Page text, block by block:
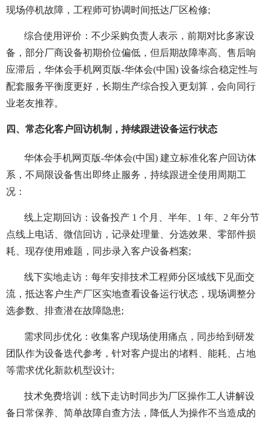
现场停机故障，工程师可协调时间抵达厂区检修;
综合使用评价：不少采购负责人表示，前期对比多家设
备，部分厂商设备初期价位偏低，但后期故障率高、售后响
应滞后，华体会手机网页版-华体会(中国) 设备综合稳定性与
配套服务平衡度更好，长期生产综合投入更划算，会向同行
业老友推荐。
四、常态化客户回访机制，持续跟进设备运行状态
华体会手机网页版-华体会(中国) 建立标准化客户回访体
系，不局限设备售出即终止服务，持续跟进全使用周期工
况：
线上定期回访：设备投产 1 个月、半年、1 年、2 年分节
点线上电话、微信回访，记录处理量、分选效果、零部件损
耗、现存使用难题，同步录入客户设备档案;
线下实地走访：每年安排技术工程师分区域线下见面交
流，抵达客户生产厂区实地查看设备运行状态，现场调整分
选参数、排查潜在故障隐患;
需求同步优化：收集客户现场使用痛点，同步给到研发
团队作为设备迭代参考，针对客户提出的堵料、能耗、占地
等需求优化新款机型设计;
技术免费培训：线下走访时同步为厂区操作工人讲解设
备日常保养、简单故障自查方法，降低人为操作不当造成的